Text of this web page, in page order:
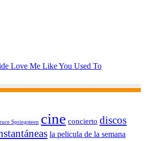
Love Me Like You Used To
Springsteen cine concierto discos
la pelicula de la semana